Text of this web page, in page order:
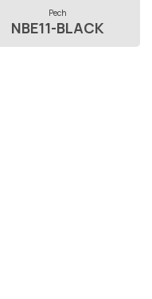
Pech
NBE11-BLACK